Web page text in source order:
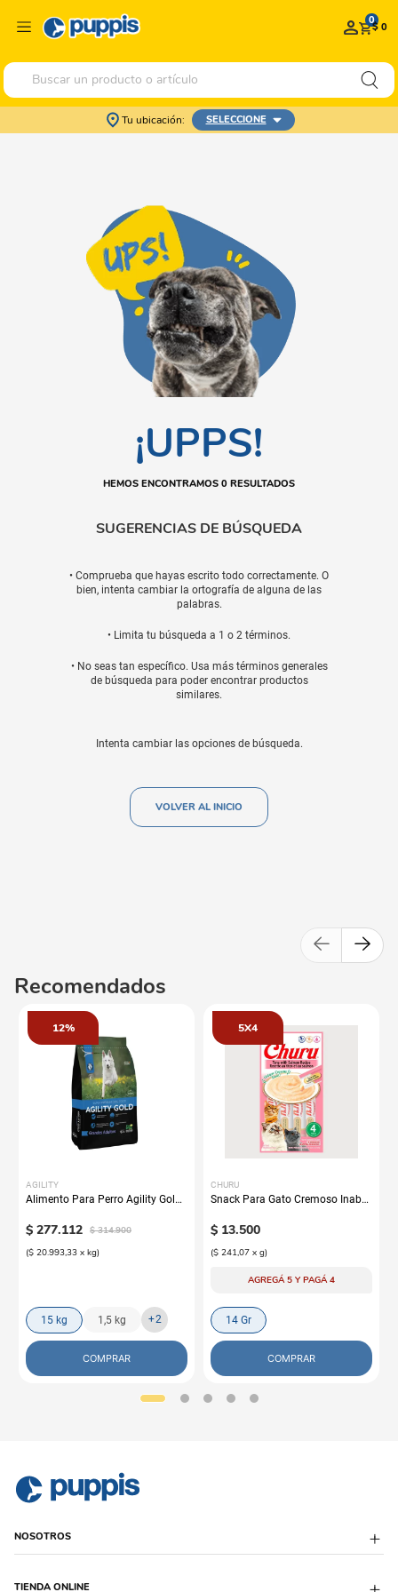
0$ 0
Buscar un producto o artículo
Tu ubicación: SELECCIONE
¡UPPS!
HEMOS ENCONTRAMOS 0 RESULTADOS
SUGERENCIAS DE BÚSQUEDA
• Comprueba que hayas escrito todo correctamente. O
bien, intenta cambiar la ortografía de alguna de las
palabras.
• Limita tu búsqueda a 1 o 2 términos.
• No seas tan específico. Usa más términos generales
de búsqueda para poder encontrar productos
similares.
Intenta cambiar las opciones de búsqueda.
VOLVER AL INICIO
Recomendados
12%
AGILITY
Alimento Para Perro Agility Gold
$ 277.112 $ 314.900
($ 20.993,33 x kg)
15 kg 1,5 kg +2
COMPRAR
5X4
CHURU
Snack Para Gato Cremoso Inaba
$ 13.500
($ 241,07 x g)
AGREGÁ 5 Y PAGÁ 4
14 Gr
COMPRAR
NOSOTROS
TIENDA ONLINE